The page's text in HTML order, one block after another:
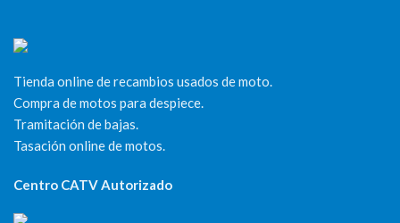
Tienda online de recambios usados de moto.
Compra de motos para despiece.
Tramitación de bajas.
Tasación online de motos.
Centro CATV Autorizado